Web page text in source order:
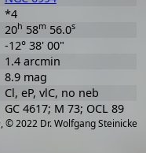
© 2022 Dr. Wolfgang Steinicke
*4
20h 58m56.0s
-12° 38' 00"
1.4 arcmin
8.9 mag
Cl, eP, vlC, no neb
GC 4617; M 73; OCL 89